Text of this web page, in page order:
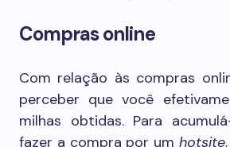
Compras online
Com relação às compras
perceber que você
milhas obtidas. Para
fazer a compra por um hotsite